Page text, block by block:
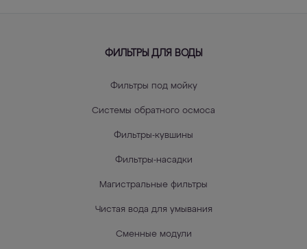
ФИЛЬТРЫ ДЛЯ ВОДЫ
Фильтры под мойку
Системы обратного осмоса
Фильтры-кувшины
Фильтры-насадки
Магистральные фильтры
Чистая вода для умывания
Сменные модули